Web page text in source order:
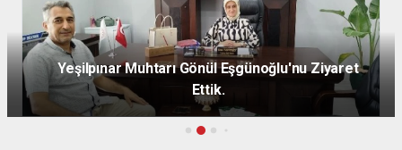
Yeşilpınar Muhtarı Gönül Eşgünoğlu'nu Ziyaret
Ettik.